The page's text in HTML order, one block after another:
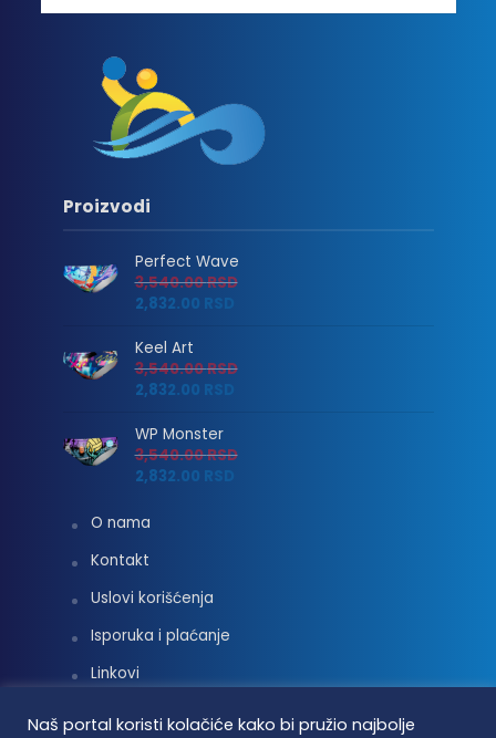
Proizvodi
Perfect Wave
3,540.00RSD
2,832.00 RSD
Keel Art
3,540.00RSD
2,832.00 RSD
WP Monster
3,540.00RSD
2,832.00 RSD
O nama
Kontakt
Uslovi korišćenja
Isporuka i plaćanje
Linkovi
Naš portal koristi kolačiće kako bi pružio najbolje